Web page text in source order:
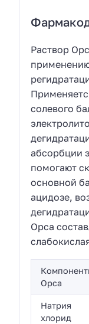
Раствор
солевого
абсорбции
помогают
основной
ацидозе,
Орса
Орса
Натрия
хлорид